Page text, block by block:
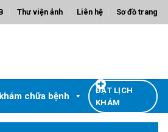
Thư viện ảnh Liên hệ Sơ đồ trang
chữa bệnh
ĐẶT LỊCH
KHÁM